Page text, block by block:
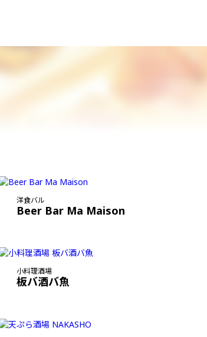
洋食バル
Beer Bar Ma Maison
小料理酒場
板バ酒バ魚